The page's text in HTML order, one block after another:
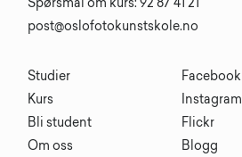
Studier
Kurs
Bli student
Om oss
Spørsmål om kurs: 92 87 41 21
post@oslofotokunstskole.no
Facebook
Instagram
Flickr
Blogg